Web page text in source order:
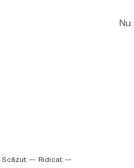
Scăzut: -- Ridicat: --